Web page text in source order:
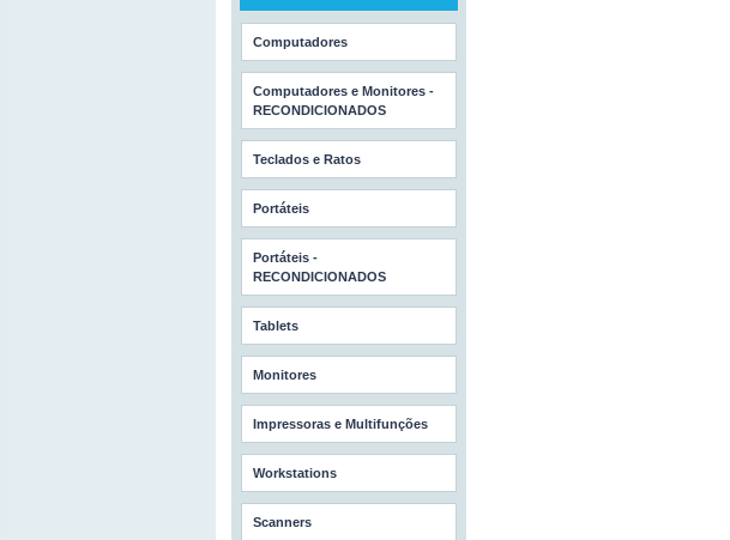
Computadores
Computadores e Monitores -
RECONDICIONADOS
Teclados e Ratos
Portáteis
Portáteis -
RECONDICIONADOS
Tablets
Monitores
Impressoras e Multifunções
Workstations
Scanners